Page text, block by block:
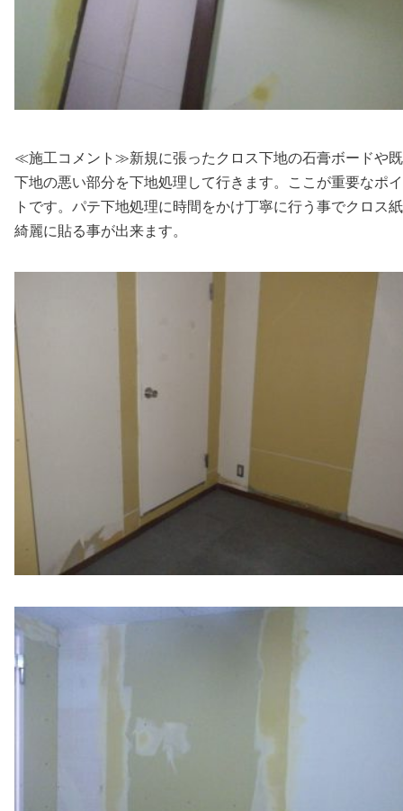
≪施工コメント≫新規に張ったクロス下地の石膏ボードや
下地の悪い部分を下地処理して行きます。ここが重要なポ
トです。パテ下地処理に時間をかけ丁寧に行う事でクロス
綺麗に貼る事が出来ます。